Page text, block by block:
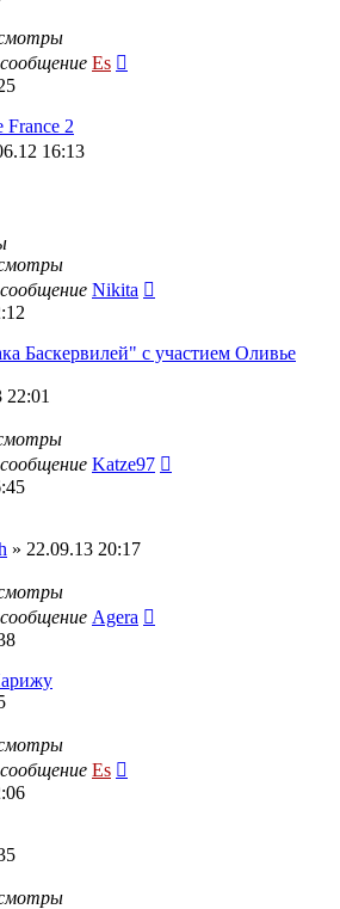
Es
2
16:13
Nikita
Баскервилей" с участием Оливье
22:01
Katze97
» 22.09.13 20:17
Agera
Es